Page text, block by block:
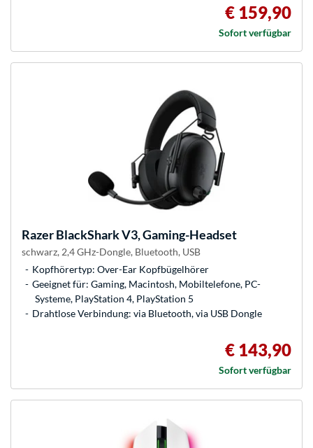
€ 159,90
Sofort verfügbar
RazerBlackShark V3, Gaming-Headset
schwarz, 2,4 GHz-Dongle, Bluetooth, USB
Kopfhörertyp: Over-Ear Kopfbügelhörer
Geeignet für: Gaming, Macintosh, Mobiltelefone, PC-
Systeme, PlayStation 4, PlayStation 5
Drahtlose Verbindung: via Bluetooth, via USB Dongle
€ 143,90
Sofort verfügbar